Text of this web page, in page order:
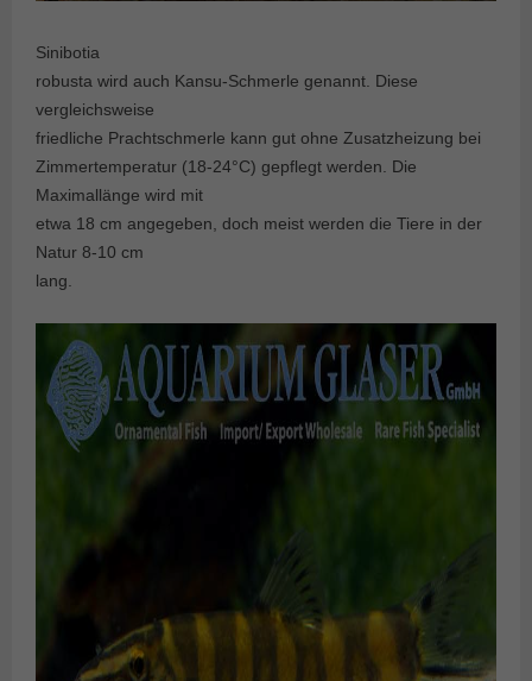
Sinibotia
robusta wird auch Kansu-Schmerle genannt. Diese
vergleichsweise
friedliche Prachtschmerle kann gut ohne Zusatzheizung bei
Zimmertemperatur (18-24°C) gepflegt werden. Die
Maximallänge wird mit
etwa 18 cm angegeben, doch meist werden die Tiere in der
Natur 8-10 cm
lang.